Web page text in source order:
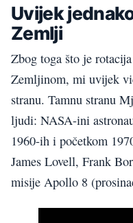
Uvijek
Zemlji
Zbog toga što je
Zemljinom, mi uvijek
stranu. Tamnu stranu
ljudi: NASA-ini
1960-ih i početkom
James Lovell, Frank
misije Apollo 8